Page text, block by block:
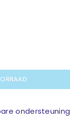
ondersteuning